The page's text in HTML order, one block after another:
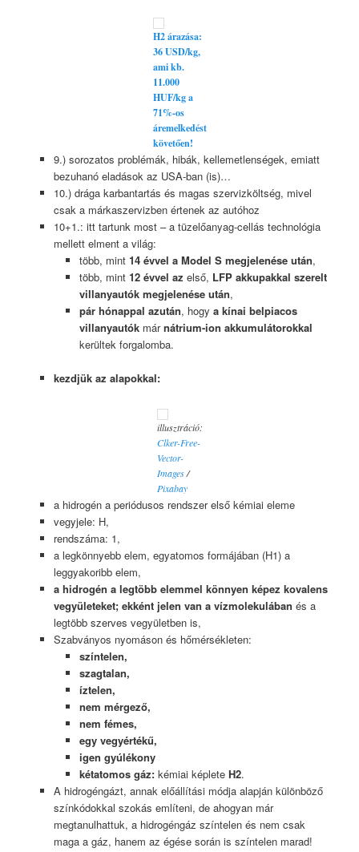
H2 árazása:
36 USD/kg,
ami kb.
11.000
HUF/kg a
71%-os
áremelkedést
követően!
9.) sorozatos problémák, hibák, kellemetlenségek, emiatt
bezuhanó eladások az USA-ban (is)…
10.) drága karbantartás és magas szervizköltség, mivel
csak a márkaszervizben értenek az autóhoz
10+1.: itt tartunk most – a tüzelőanyag-cellás technológia
mellett elment a világ:
több, mint14 évvel a Model S megjelenése után,
több, mint12 évvel azelső, LFP akkupakkal szerelt
villanyautók megjelenése után,
pár hónappal azután, hogya kínai belpiacos
villanyautók márnátrium-ion akkumulátorokkal
kerültek forgalomba.
kezdjük az alapokkal:
illusztráció:
Clker-Free-
Vector-
Images/
Pixabay
a hidrogén a periódusos rendszer első kémiai eleme
vegyjele: H,
rendszáma: 1,
a legkönnyebb elem, egyatomos formájában (H1) a
leggyakoribb elem,
a hidrogén a legtöbb elemmel könnyen képez kovalens
vegyületeket; ekként jelen van a vízmolekulában és a
legtöbb szerves vegyületben is,
Szabványos nyomáson és hőmérsékleten:
színtelen,
szagtalan,
íztelen,
nem mérgező,
nem fémes,
egy vegyértékű,
igen gyúlékony
kétatomos gáz: kémiai képleteH2.
A hidrogéngázt, annak előállítási módja alapján különböző
színkódokkal szokás említeni, de ahogyan már
megtanulhattuk, a hidrogéngáz színtelen és nem csak
maga a gáz, hanem az égése során is színtelen marad!